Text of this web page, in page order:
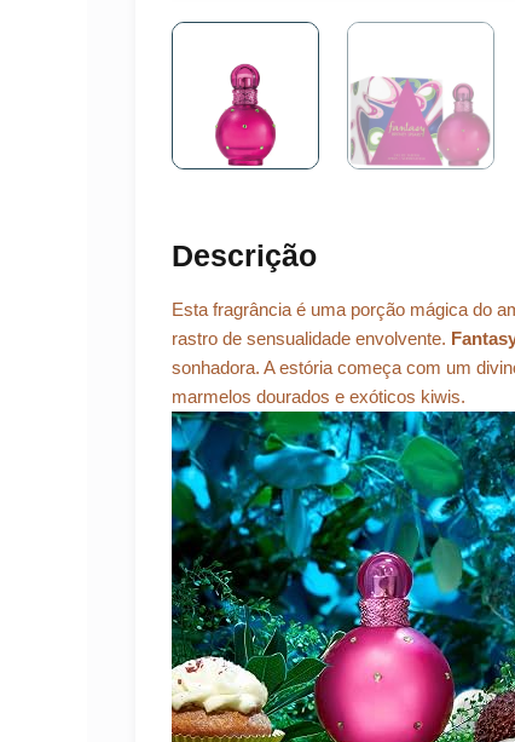
Descrição
Esta fragrância é uma porção mágica do
rastro de sensualidade envolvente.
sonhadora. A estória começa com um
marmelos dourados e exóticos kiwis.